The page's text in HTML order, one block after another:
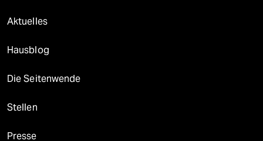
Aktuelles
Hausblog
Die Seitenwende
Stellen
Presse